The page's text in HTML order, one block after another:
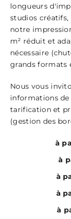
longueurs
studios créatifs,
notre
m² réduit et
nécessaire
grands formats
Nous vous
informations
tarification et
(gestion des
à
à
à
à
à